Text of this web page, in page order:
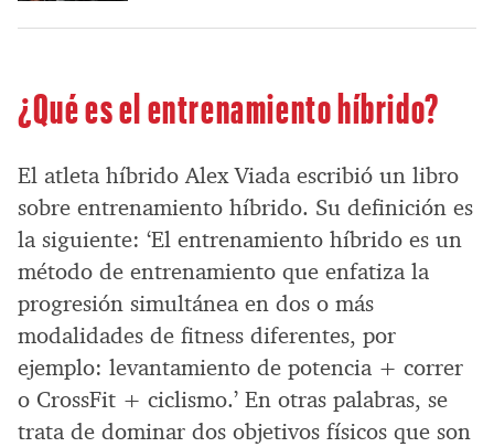
¿Qué es el entrenamiento híbrido?
El atleta híbrido Alex Viada escribió un libro
sobre entrenamiento híbrido. Su definición es
la siguiente: ‘El entrenamiento híbrido es un
método de entrenamiento que enfatiza la
progresión simultánea en dos o más
modalidades de fitness diferentes, por
ejemplo: levantamiento de potencia + correr
o CrossFit + ciclismo.’ En otras palabras, se
trata de dominar dos objetivos físicos que son